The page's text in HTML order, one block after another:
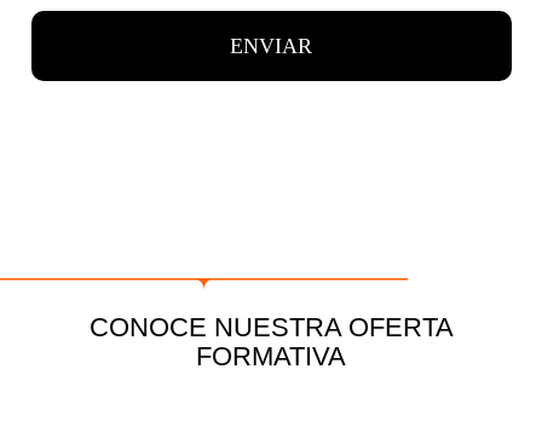
ENVIAR
CONOCE NUESTRA OFERTA
FORMATIVA